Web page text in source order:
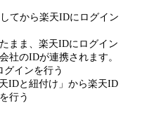
てから楽天IDにログイン
まま、楽天IDにログイン
社のIDが連携されます。
グインを行う
IDと紐付け」から楽天ID
行う